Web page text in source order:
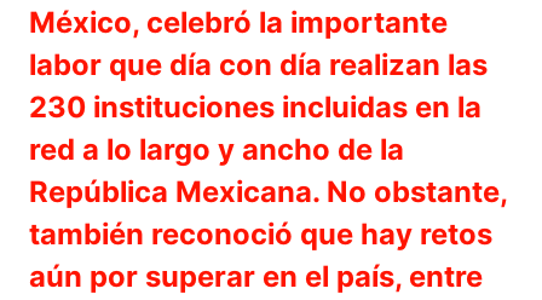
México, celebró la importante
labor que día con día realizan las
230 instituciones incluidas en la
red a lo largo y ancho de la
República Mexicana. No obstante,
también reconoció que hay retos
aún por superar en el país, entre